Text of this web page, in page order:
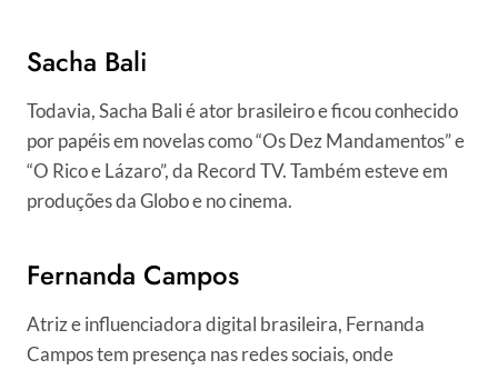
Sacha Bali
Todavia, Sacha Bali é ator brasileiro e ficou conhecido
por papéis em novelas como “Os Dez Mandamentos” e
“O Rico e Lázaro”, da Record TV. Também esteve em
produções da Globo e no cinema.
Fernanda Campos
Atriz e influenciadora digital brasileira, Fernanda
Campos tem presença nas redes sociais, onde